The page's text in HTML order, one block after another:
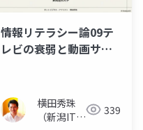
情報リテラシー論09テ
レビの衰弱と動画サイ
横田秀珠
（新潟ITコ
339